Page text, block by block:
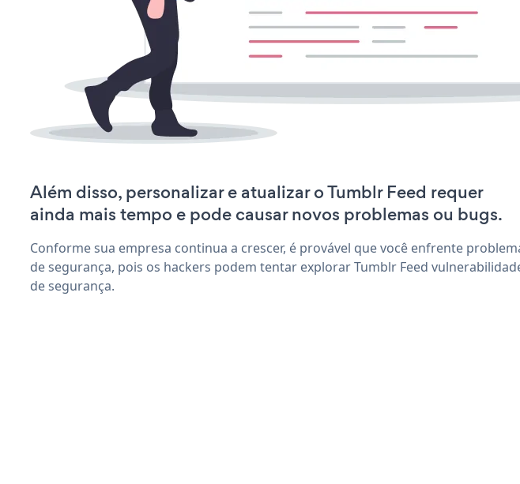
Além disso, personalizar e atualizar o Tumblr Feed requer
ainda mais tempo e pode causar novos problemas ou bugs.
Conforme sua empresa continua a crescer, é provável que você enfrente
de segurança, pois os hackers podem tentar explorar Tumblr Feed
de segurança.